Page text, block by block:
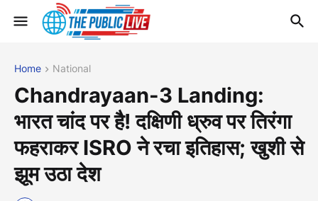
Home National
Chandrayaan-3 Landing:
भारत चांद पर है! दक्षिणी ध्रुव पर तिरंगा
फहराकर ISRO ने रचा इतिहास; खुशी से
झूम उठा देश